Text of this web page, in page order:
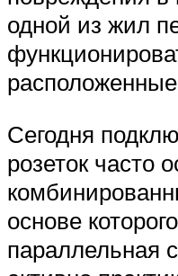
одной из жил
Сегодня
розеток часто
основе
параллельная